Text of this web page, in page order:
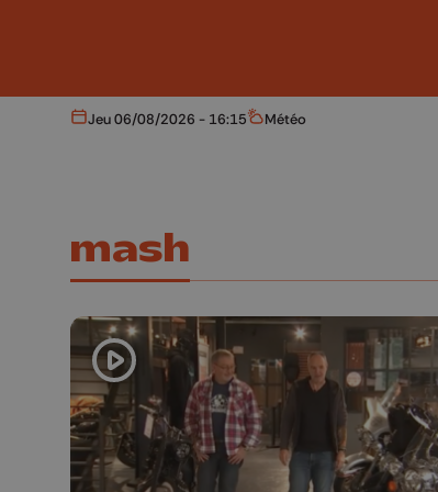
Aujourd'hui
Jeu 06/08/2026 - 16:15 Météo
Météo
mash